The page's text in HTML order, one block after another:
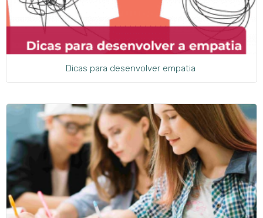
Dicas para desenvolver empatia